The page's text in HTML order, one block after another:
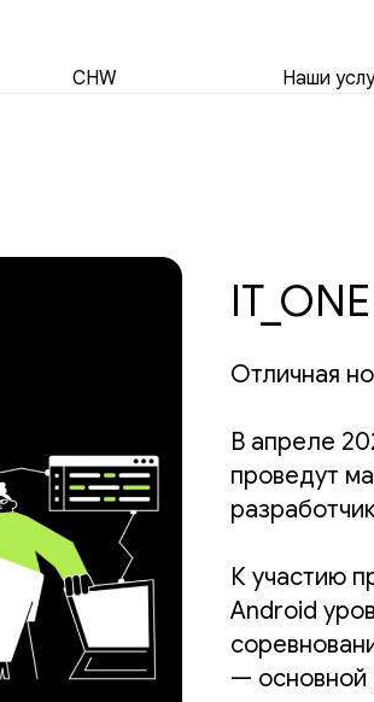
CHW Наши
Отличная
В апреле
проведут
К участию
Android
— основной